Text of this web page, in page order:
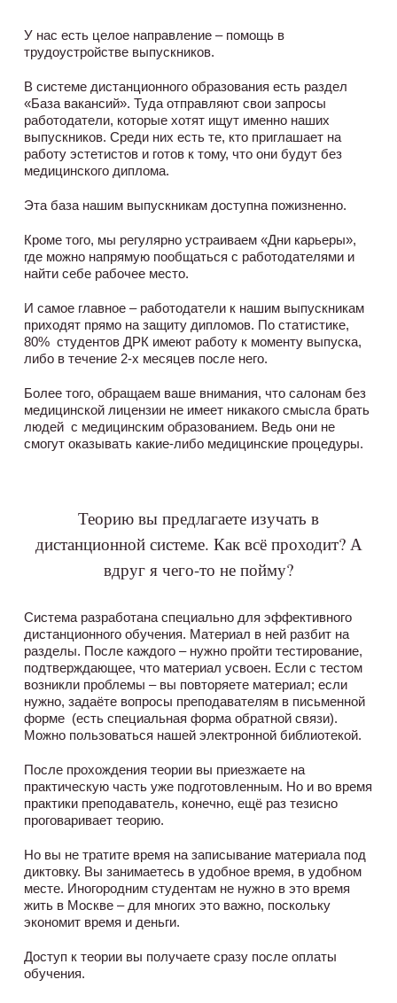
У нас есть целое направление – помощь в
трудоустройстве выпускников.
В системе дистанционного образования есть раздел
«База вакансий». Туда отправляют свои запросы
работодатели, которые хотят ищут именно наших
выпускников. Среди них есть те, кто приглашает на
работу эстетистов и готов к тому, что они будут без
медицинского диплома.
Эта база нашим выпускникам доступна пожизненно.
Кроме того, мы регулярно устраиваем «Дни карьеры»,
где можно напрямую пообщаться с работодателями и
найти себе рабочее место.
И самое главное – работодатели к нашим выпускникам
приходят прямо на защиту дипломов. По статистике,
80% студентов ДРК имеют работу к моменту выпуска,
либо в течение 2-х месяцев после него.
Более того, обращаем ваше внимания, что салонам без
медицинской лицензии не имеет никакого смысла брать
людей с медицинским образованием. Ведь они не
смогут оказывать какие-либо медицинские процедуры.
Теорию вы предлагаете изучать в
дистанционной системе. Как всё проходит? А
вдруг я чего-то не пойму?
Система разработана специально для эффективного
дистанционного обучения. Материал в ней разбит на
разделы. После каждого – нужно пройти тестирование,
подтверждающее, что материал усвоен. Если с тестом
возникли проблемы – вы повторяете материал; если
нужно, задаёте вопросы преподавателям в письменной
форме (есть специальная форма обратной связи).
Можно пользоваться нашей электронной библиотекой.
После прохождения теории вы приезжаете на
практическую часть уже подготовленным. Но и во время
практики преподаватель, конечно, ещё раз тезисно
проговаривает теорию.
Но вы не тратите время на записывание материала под
диктовку. Вы занимаетесь в удобное время, в удобном
месте. Иногородним студентам не нужно в это время
жить в Москве – для многих это важно, поскольку
экономит время и деньги.
Доступ к теории вы получаете сразу после оплаты
обучения.